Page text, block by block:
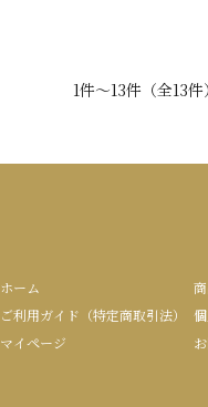
1件～13件（
ホーム
ご利用ガイド（特定商取引法）
マイページ